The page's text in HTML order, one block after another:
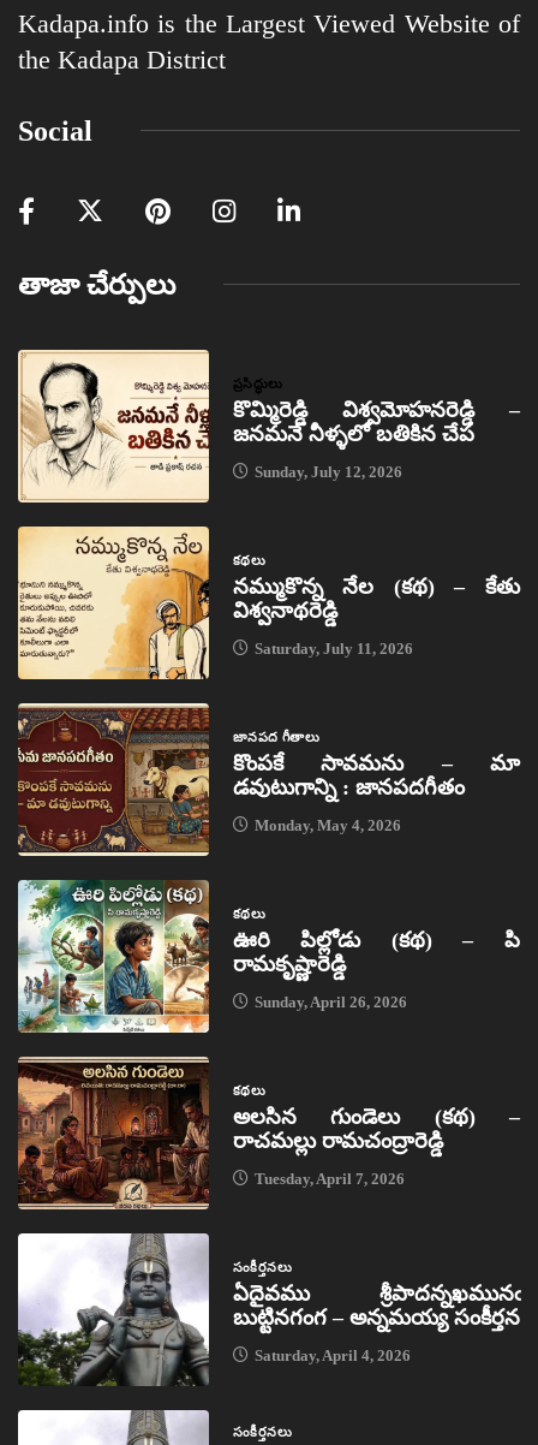
Kadapa.info is the Largest Viewed Website of
the Kadapa District
Social
తాజా చేర్పులు
ప్రసిద్ధులు
కొమ్మిరెడ్డి విశ్వమోహనరెడ్డి –
జనమనే నీళ్ళలో బతికిన చేప
Sunday, July 12, 2026
కథలు
నమ్ముకొన్న నేల (కథ) – కేతు
విశ్వనాథరెడ్డి
Saturday, July 11, 2026
జానపద గీతాలు
కొంపకే సావమను – మా
డవుటుగాన్ని : జానపదగీతం
Monday, May 4, 2026
కథలు
ఊరి పిల్లోడు (కథ) – పి
రామకృష్ణారెడ్డి
Sunday, April 26, 2026
కథలు
అలసిన గుండెలు (కథ) –
రాచమల్లు రామచంద్రారెడ్డి
Tuesday, April 7, 2026
సంకీర్తనలు
ఏదైవము శ్రీపాదన్నఖమునఁ
బుట్టినగంగ – అన్నమయ్య సంకీర్తన
Saturday, April 4, 2026
సంకీర్తనలు